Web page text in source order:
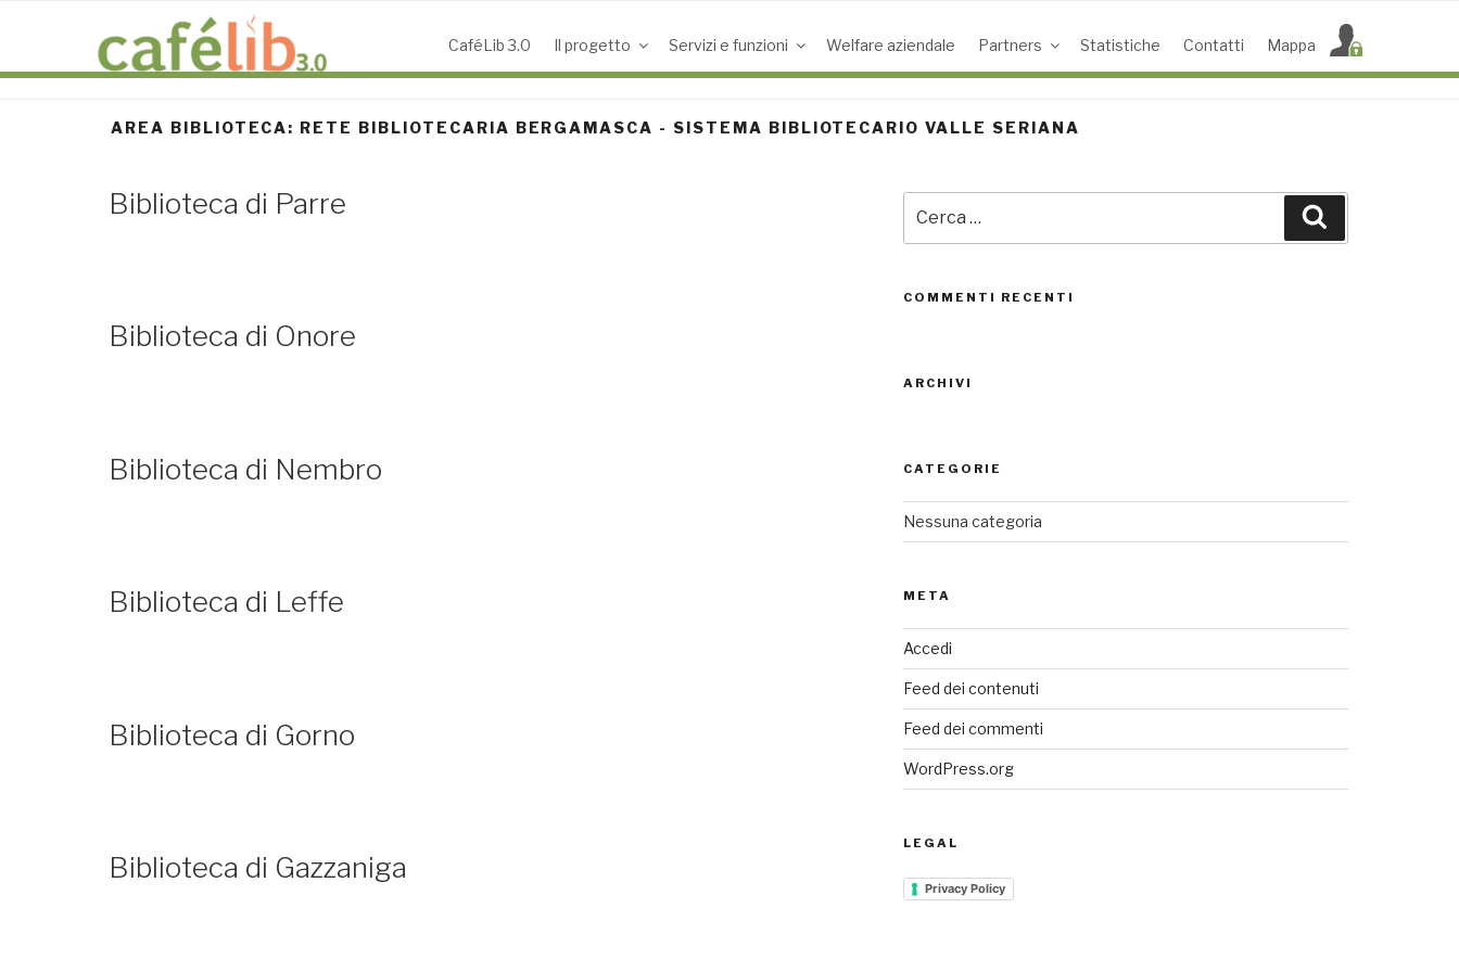
UTENTI TOTALI
CaféLib 3.0 Il progetto Servizi e funzioni Welfare aziendale Partners Statistiche Contatti Mappa
AREA BIBLIOTECA: RETE BIBLIOTECARIA BERGAMASCA - SISTEMA BIBLIOTECARIO VALLE SERIANA
Biblioteca di Parre
Biblioteca di Onore
Biblioteca di Nembro
Biblioteca di Leffe
Biblioteca di Gorno
Biblioteca di Gazzaniga
COMMENTI RECENTI
ARCHIVI
CATEGORIE
Nessuna categoria
META
Accedi
Feed dei contenuti
Feed dei commenti
WordPress.org
LEGAL
Privacy Policy